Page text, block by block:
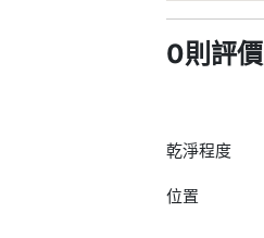
0則評價
乾淨程度
位置